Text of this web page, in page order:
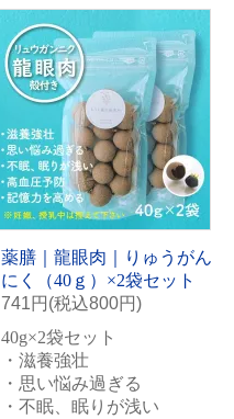
薬膳｜龍眼肉｜りゅうがん
にく（40ｇ）×2袋セット
741円(税込800円)
40g×2袋セット
・滋養強壮
・思い悩み過ぎる
・不眠、眠りが浅い